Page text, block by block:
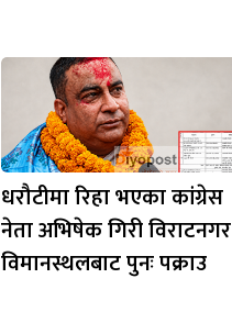
धरौटीमा रिहा भएका कांग्रेस
नेता अभिषेक गिरी विराटनगर
विमानस्थलबाट पुनः पक्राउ